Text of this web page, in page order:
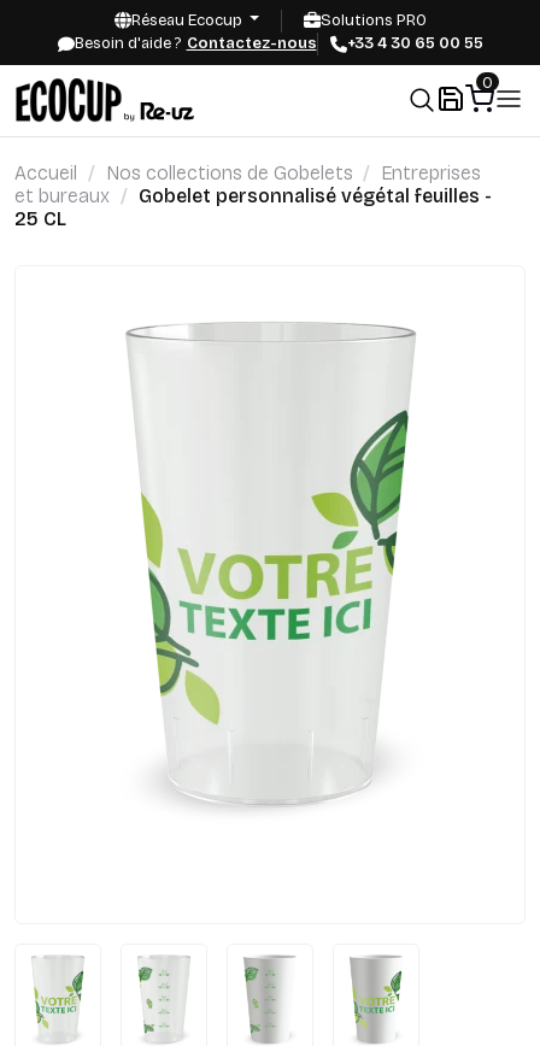
Réseau Ecocup
Solutions PRO
Besoin d'aide ? Contactez-nous +33 4 30 65 00 55
0
Accueil Nos collections de Gobelets
Entreprises
et bureaux
Gobelet personnalisé végétal feuilles -
25 CL